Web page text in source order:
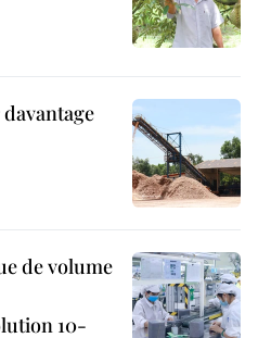
de volume
10-